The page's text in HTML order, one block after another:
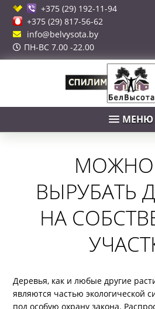
+375 (29) 192-11-94
+375 (29) 817-56-62
info@belvysota.by
ПН-ВС 7.00 -22.00
МЕНЮ
ВЫРУБАТЬ
НА
Деревья, как и любые другие
являются частью экологической
под особую охрану закона.